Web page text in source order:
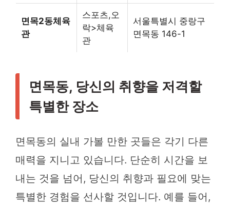
면목2동체육
관
스포츠,오
락>체육
관
서울특별시 중랑구
면목동 146-1
면목동, 당신의 취향을 저격할
특별한 장소
면목동의 실내 가볼 만한 곳들은 각기 다른
매력을 지니고 있습니다. 단순히 시간을 보
내는 것을 넘어, 당신의 취향과 필요에 맞는
특별한 경험을 선사할 것입니다. 예를 들어,